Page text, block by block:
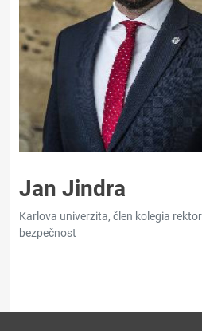
Jan Jindra
Karlova univerzita, člen kolegia
bezpečnost